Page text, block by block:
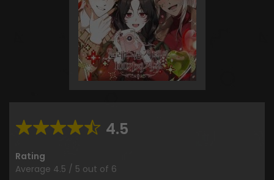
4.5
Rating
Average 4.5 / 5 out of 6